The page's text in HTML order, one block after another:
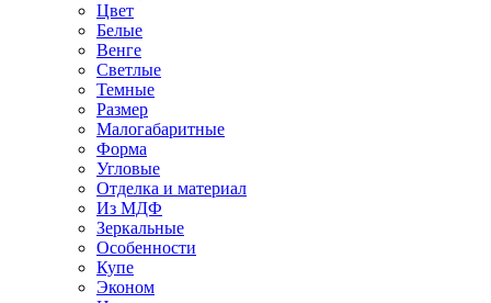
Цвет
Белые
Венге
Светлые
Темные
Размер
Малогабаритные
Форма
Угловые
Отделка и материал
Из МДФ
Зеркальные
Особенности
Купе
Эконом